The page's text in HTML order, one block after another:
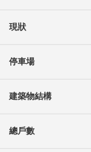
現狀
停車場
建築物結構
總戶數